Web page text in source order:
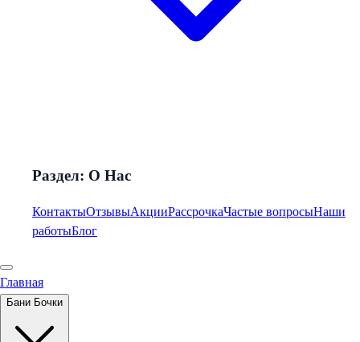
Раздел: О Нас
КонтактыОтзывыАкцииРассрочкаЧастые вопросыНаши
работыБлог
Главная
Бани Бочки